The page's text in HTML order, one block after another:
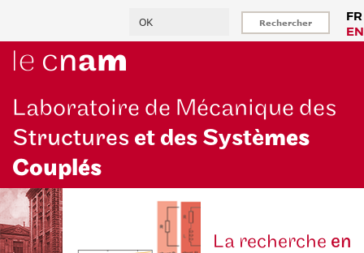
principal
FR
EN
Laboratoire de Mécanique des
Structures et des Systèmes
Couplés
La recherche en